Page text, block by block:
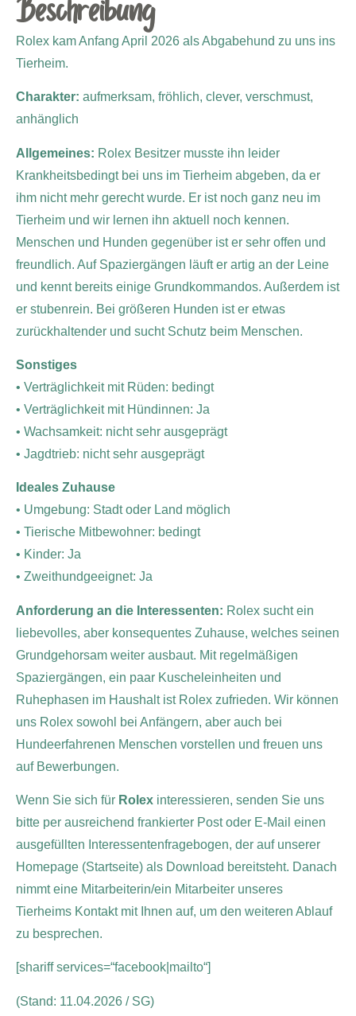
Beschreibung
Rolex kam Anfang April 2026 als Abgabehund zu uns ins
Tierheim.
Charakter: aufmerksam, fröhlich, clever, verschmust,
anhänglich
Allgemeines: Rolex Besitzer musste ihn leider
Krankheitsbedingt bei uns im Tierheim abgeben, da er
ihm nicht mehr gerecht wurde. Er ist noch ganz neu im
Tierheim und wir lernen ihn aktuell noch kennen.
Menschen und Hunden gegenüber ist er sehr offen und
freundlich. Auf Spaziergängen läuft er artig an der Leine
und kennt bereits einige Grundkommandos. Außerdem ist
er stubenrein. Bei größeren Hunden ist er etwas
zurückhaltender und sucht Schutz beim Menschen.
Sonstiges
• Verträglichkeit mit Rüden: bedingt
• Verträglichkeit mit Hündinnen: Ja
• Wachsamkeit: nicht sehr ausgeprägt
• Jagdtrieb: nicht sehr ausgeprägt
Ideales Zuhause
• Umgebung: Stadt oder Land möglich
• Tierische Mitbewohner: bedingt
• Kinder: Ja
• Zweithundgeeignet: Ja
Anforderung an die Interessenten: Rolex sucht ein
liebevolles, aber konsequentes Zuhause, welches seinen
Grundgehorsam weiter ausbaut. Mit regelmäßigen
Spaziergängen, ein paar Kuscheleinheiten und
Ruhephasen im Haushalt ist Rolex zufrieden. Wir können
uns Rolex sowohl bei Anfängern, aber auch bei
Hundeerfahrenen Menschen vorstellen und freuen uns
auf Bewerbungen.
Wenn Sie sich für Rolex interessieren, senden Sie uns
bitte per ausreichend frankierter Post oder E-Mail einen
ausgefüllten Interessentenfragebogen, der auf unserer
Homepage (Startseite) als Download bereitsteht. Danach
nimmt eine Mitarbeiterin/ein Mitarbeiter unseres
Tierheims Kontakt mit Ihnen auf, um den weiteren Ablauf
zu besprechen.
[shariff services=“facebook|mailto“]
(Stand: 11.04.2026 / SG)